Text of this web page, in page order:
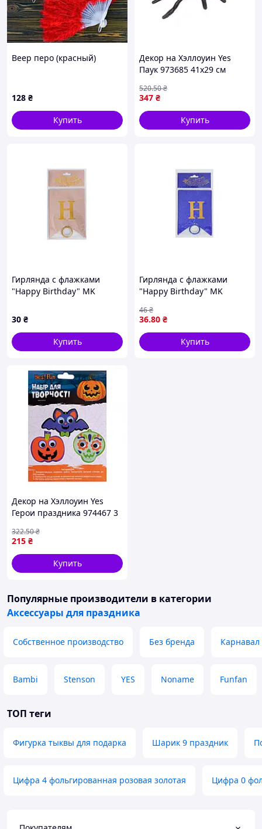
Веер перо (красный)
128 ₴
Купить
Декор на Хэллоуин Yes
Паук 973685 41х29 см
347 ₴
520.50₴
Купить
Гирлянда с флажками
"Happy Birthday" MK
30 ₴
Купить
Гирлянда с флажками
"Happy Birthday" MK
36.80 ₴
46₴
Купить
Декор на Хэллоуин Yes
Герои праздника 974467 3
215 ₴
322.50₴
Купить
Популярные производители в категории
Аксессуары для праздника
Собственное производство Без бренда
Bambi Stenson YES Noname Funfan
ТОП теги
Фигурка тыквы для подарка Шарик 9 праздник
Цифра 4 фольгированная розовая золотая Цифра 0